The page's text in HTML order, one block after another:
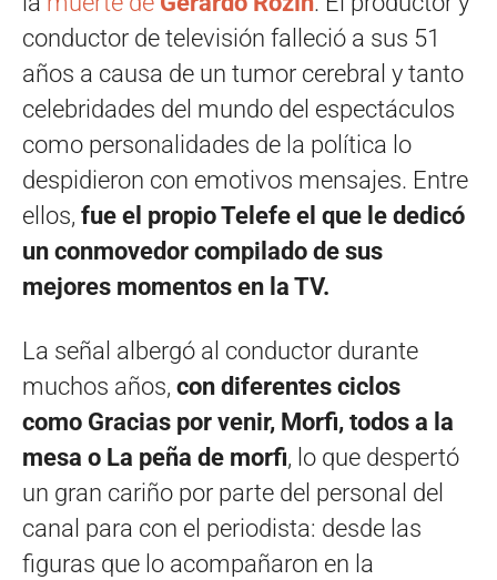
conductor de televisión falleció a sus 51
años a causa de un tumor cerebral y tanto
celebridades del mundo del espectáculos
como personalidades de la política lo
despidieron con emotivos mensajes. Entre
ellos, fue el propio Telefe el que le dedicó
un conmovedor compilado de sus
mejores momentos en la TV.
La señal albergó al conductor durante
muchos años, con diferentes ciclos
como Gracias por venir, Morfi, todos a la
mesa o La peña de morfi, lo que despertó
un gran cariño por parte del personal del
canal para con el periodista: desde las
figuras que lo acompañaron en la